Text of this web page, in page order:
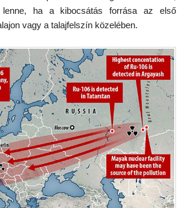
lenne, ha a kibocsátás forrása az első
vagy a talajfelszín közelében.